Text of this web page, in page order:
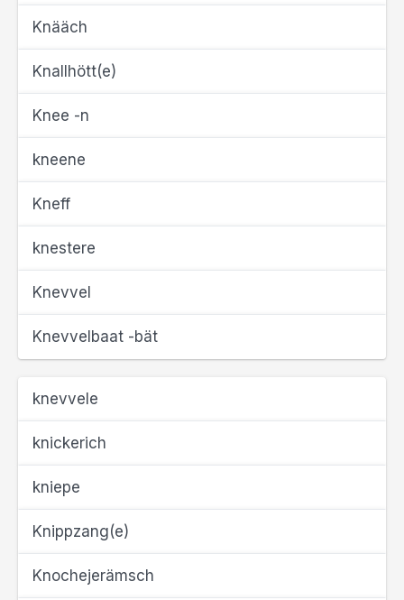
Knääch
Knallhött(e)
Knee -n
kneene
Kneff
knestere
Knevvel
Knevvelbaat -bät
knevvele
knickerich
kniepe
Knippzang(e)
Knochejerämsch